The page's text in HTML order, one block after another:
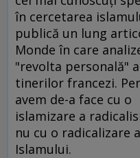
în cercetarea
publică un lung
Monde în care
"revolta personală" a
tinerilor francezi.
avem de-a face cu o
islamizare a
nu cu o radicalizare a
Islamului.